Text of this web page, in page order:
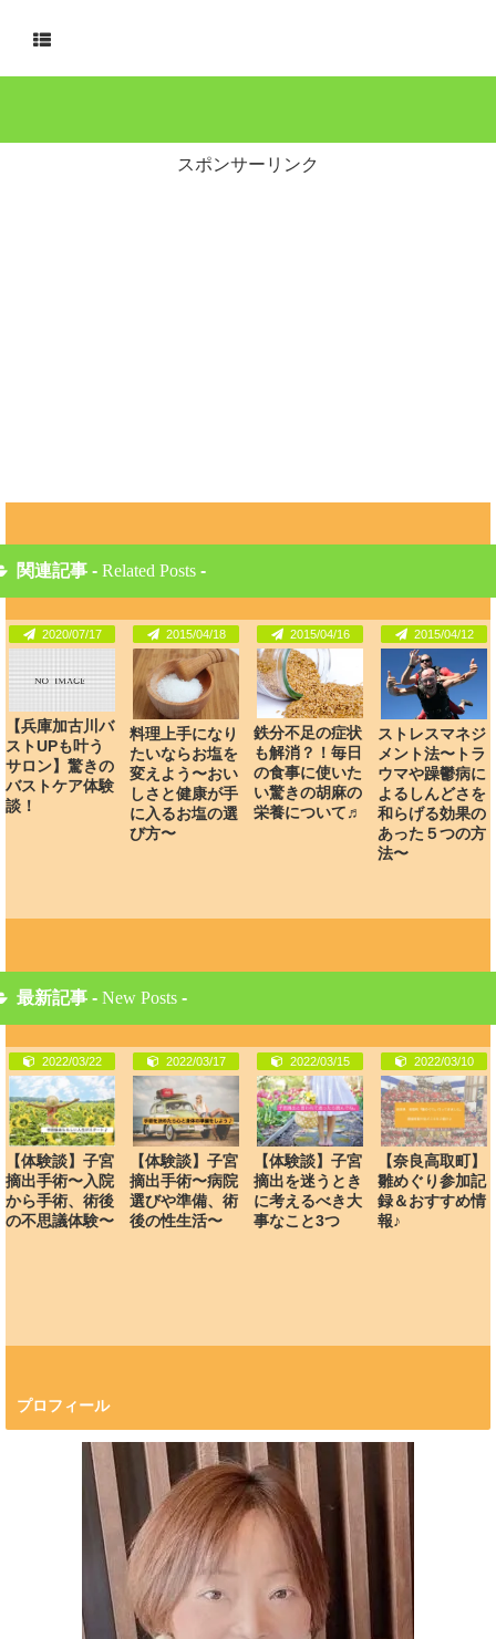
スポンサーリンク
関連記事 - Related Posts -
2020/07/17
【兵庫加古川バ
ストUPも叶う
サロン】驚きの
バストケア体験
談！
2015/04/18
料理上手になり
たいならお塩を
変えよう〜おい
しさと健康が手
に入るお塩の選
び方〜
2015/04/16
鉄分不足の症状
も解消？！毎日
の食事に使いた
い驚きの胡麻の
栄養について♬
2015/04/12
ストレスマネジ
メント法〜トラ
ウマや躁鬱病に
よるしんどさを
和らげる効果の
あった５つの方
法〜
最新記事 - New Posts -
2022/03/22
【体験談】子宮
摘出手術〜入院
から手術、術後
の不思議体験〜
2022/03/17
【体験談】子宮
摘出手術〜病院
選びや準備、術
後の性生活〜
2022/03/15
【体験談】子宮
摘出を迷うとき
に考えるべき大
事なこと3つ
2022/03/10
【奈良高取町】
雛めぐり参加記
録＆おすすめ情
報♪
プロフィール